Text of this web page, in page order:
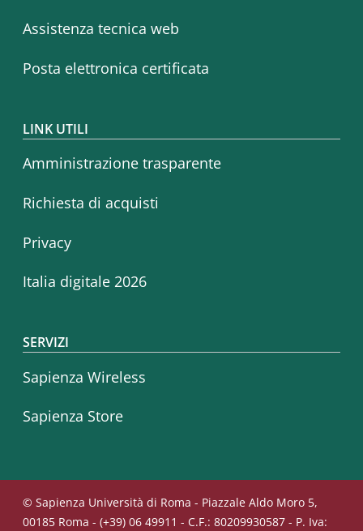
Assistenza tecnica web
Posta elettronica certificata
LINK UTILI
Amministrazione trasparente
Richiesta di acquisti
Privacy
Italia digitale 2026
SERVIZI
Sapienza Wireless
Sapienza Store
© Sapienza Università di Roma - Piazzale Aldo Moro 5,
00185 Roma - (+39) 06 49911 - C.F.: 80209930587 - P. Iva: